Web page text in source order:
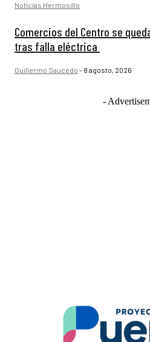
Noticias Hermosillo
Comercios del Centro se
tras falla eléctrica
Guillermo Saucedo - 8 agosto, 2026
-